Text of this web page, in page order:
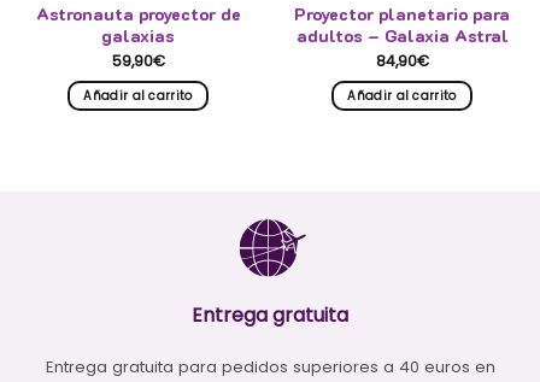
Astronauta proyector de
galaxias
59,90€
Añadir al carrito
Proyector planetario para
adultos – Galaxia Astral
84,90€
Añadir al carrito
Entrega gratuita
Entrega gratuita para pedidos superiores a 40 euros en